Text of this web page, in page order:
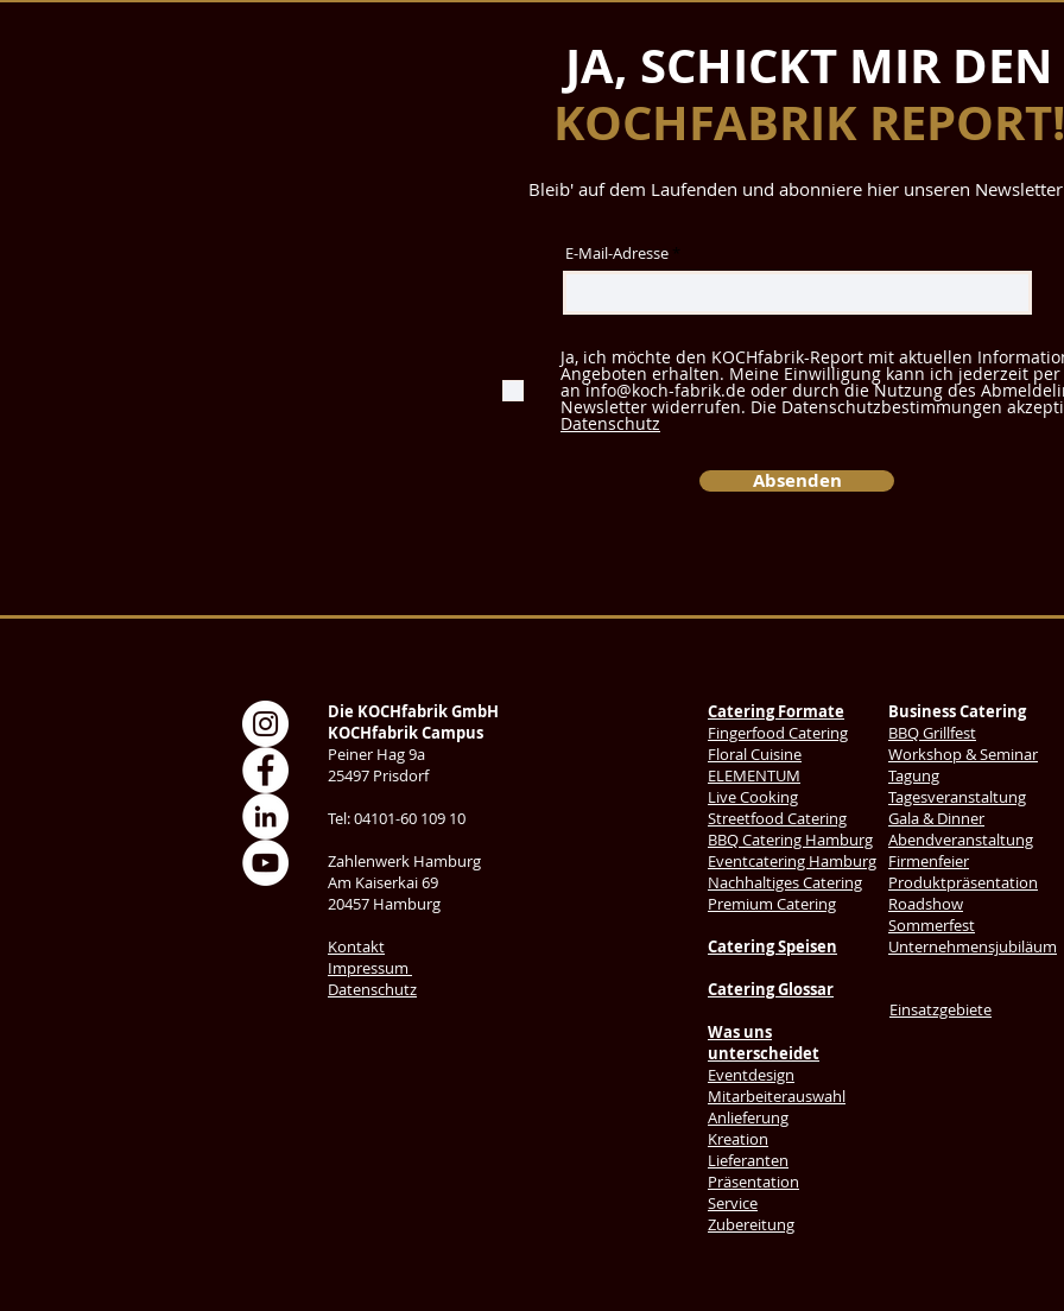
JA, SCHICKT MIR DEN
KOCHFABRIK REPORT!
Bleib' auf dem Laufenden und abonniere hier unseren Newsletter
E-Mail-Adresse
Ja, ich möchte den KOCHfabrik-Report mit aktuellen
Angeboten erhalten. Meine Einwilligung kann ich jederzeit per
an info@koch-fabrik.de oder durch die Nutzung des
Newsletter widerrufen. Die Datenschutzbestimmungen
Datenschutz
Absenden
Die KOCHfabrik GmbH
KOCHfabrik Campus
Peiner Hag 9a
25497 Prisdorf
Tel: 04101-60 109 10
Zahlenwerk Hamburg
Am Kaiserkai 69
20457 Hamburg
Kontakt
Impressum
Datenschutz
Catering Formate
Fingerfood Catering
Floral Cuisine
ELEMENTUM
Live Cooking
Streetfood Catering
BBQ Catering Hamburg
Eventcatering Hamburg
Nachhaltiges Catering
Premium Catering
Catering Speisen
Catering Glossar
Was uns
unterscheidet
Eventdesign
Mitarbeiterauswahl
Anlieferung
Kreation
Lieferanten
Präsentation
Service
Zubereitung
Business Catering
BBQ Grillfest
Workshop & Seminar
Tagung
Tagesveranstaltung
Gala & Dinner
Abendveranstaltung
Firmenfeier
Produktpräsentation
Roadshow
Sommerfest
Unternehmensjubiläum
Einsatzgebiete